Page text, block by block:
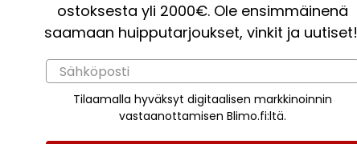
ostoksesta yli 2000€. Ole ensimmäinenä
saamaan huipputarjoukset, vinkit ja uutiset!
Tilaamalla hyväksyt digitaalisen markkinoinnin
vastaanottamisen Blimo.fi:ltä.